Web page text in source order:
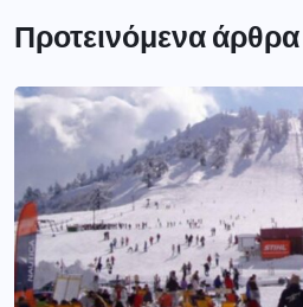
Προτεινόμενα άρθρα